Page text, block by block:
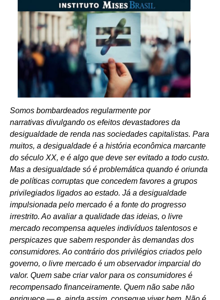
Somos bombardeados regularmente por
narrativas divulgando os efeitos devastadores da
desigualdade de renda nas sociedades capitalistas. Para
muitos, a desigualdade é a história econômica marcante
do século XX, e é algo que deve ser evitado a todo custo.
Mas a desigualdade só é problemática quando é oriunda
de políticas corruptas que concedem favores a grupos
privilegiados ligados ao estado. Já a desigualdade
impulsionada pelo mercado é a fonte do progresso
irrestrito. Ao avaliar a qualidade das ideias, o livre
mercado recompensa aqueles indivíduos talentosos e
perspicazes que sabem responder às demandas dos
consumidores. Ao contrário dos privilégios criados pelo
governo, o livre mercado é um observador imparcial do
valor. Quem sabe criar valor para os consumidores é
recompensado financeiramente. Quem não sabe não